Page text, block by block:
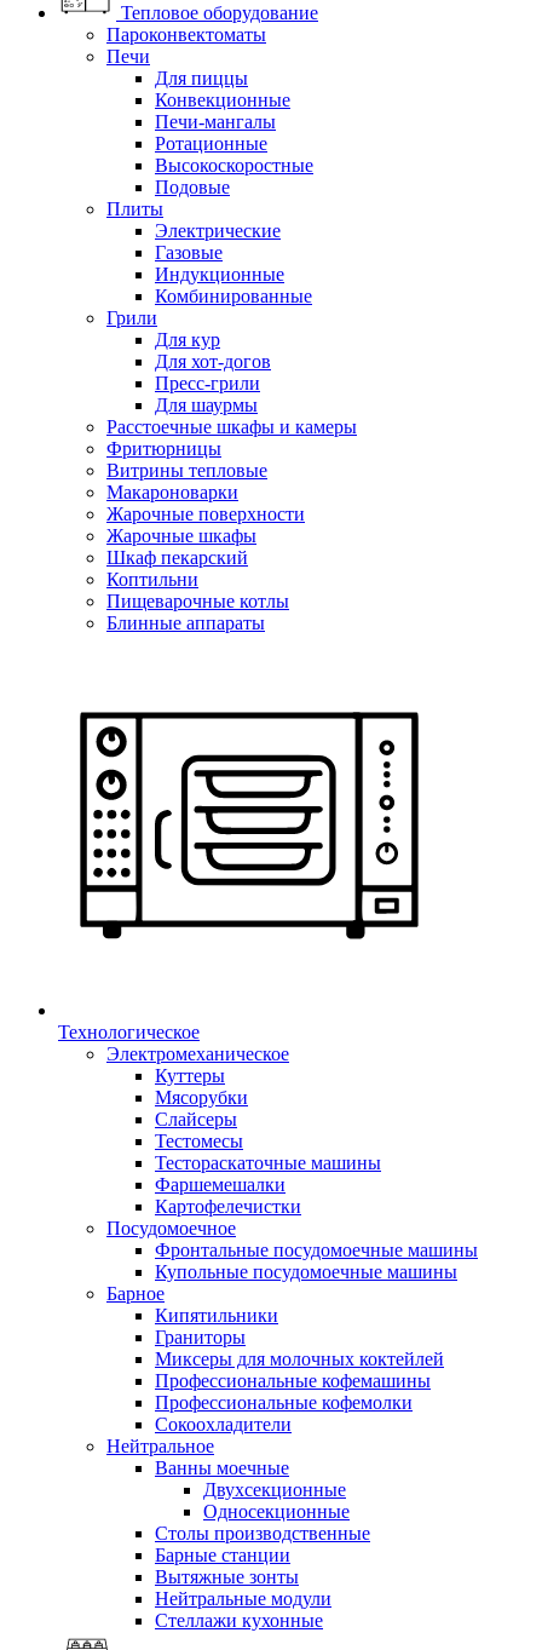
Тепловое оборудование
Пароконвектоматы
Печи
Для пиццы
Конвекционные
Печи-мангалы
Ротационные
Высокоскоростные
Подовые
Плиты
Электрические
Газовые
Индукционные
Комбинированные
Грили
Для кур
Для хот-догов
Пресс-грили
Для шаурмы
Расстоечные шкафы и камеры
Фритюрницы
Витрины тепловые
Макароноварки
Жарочные поверхности
Жарочные шкафы
Шкаф пекарский
Коптильни
Пищеварочные котлы
Блинные аппараты
Технологическое
Электромеханическое
Куттеры
Мясорубки
Слайсеры
Тестомесы
Тестораскаточные машины
Фаршемешалки
Картофелечистки
Посудомоечное
Фронтальные посудомоечные машины
Купольные посудомоечные машины
Барное
Кипятильники
Граниторы
Миксеры для молочных коктейлей
Профессиональные кофемашины
Профессиональные кофемолки
Сокоохладители
Нейтральное
Ванны моечные
Двухсекционные
Односекционные
Столы производственные
Барные станции
Вытяжные зонты
Нейтральные модули
Стеллажи кухонные